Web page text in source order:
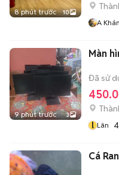
8 phút trước 10
A
9 phút trước 3
Màn
Đã sử
l Lân
Cá